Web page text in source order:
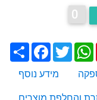
0
שתף Facebook
מידע נוסף